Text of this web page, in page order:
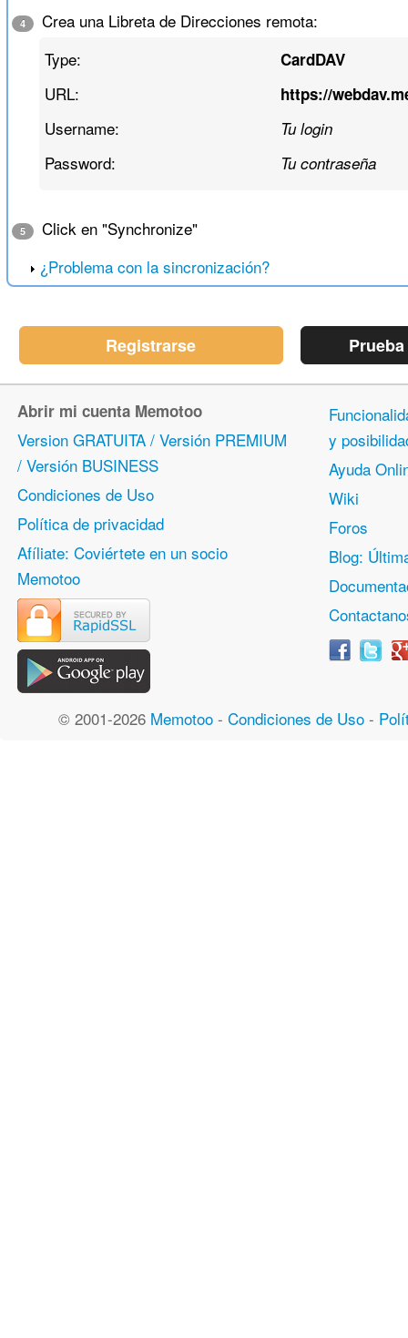
4
Crea una Libreta de Direcciones remota:
Type:
CardDAV
URL: https://
Username: Tu login
Password: Tu contraseña
5
Click en "Synchronize"
¿Problema con la sincronización?
Registrarse
Abrir mi cuenta Memotoo
Version GRATUITA / Versión PREMIUM
/ Versión BUSINESS
Condiciones de Uso
Política de privacidad
Afíliate: Coviértete en un socio
Memotoo
y
Ayuda
Wiki
Foros
Blog:
© 2001-2026 Memotoo- Condiciones de Uso-